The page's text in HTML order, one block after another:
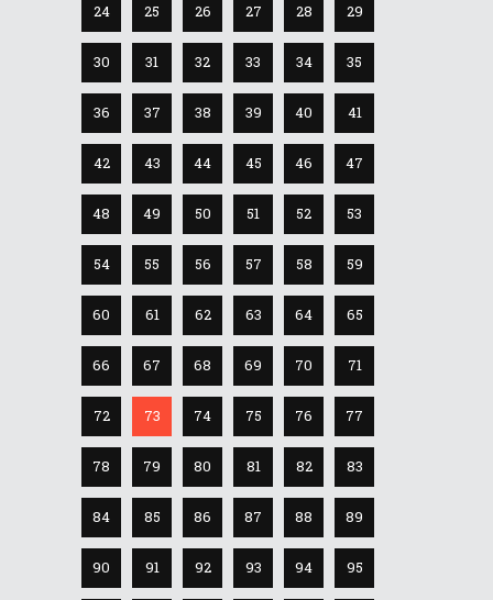
24 25 26 27 28 29
30 31 32 33 34 35
36 37 38 39 40 41
42 43 44 45 46 47
48 49 50 51 52 53
54 55 56 57 58 59
60 61 62 63 64 65
66 67 68 69 70 71
72 73 74 75 76 77
78 79 80 81 82 83
84 85 86 87 88 89
90 91 92 93 94 95